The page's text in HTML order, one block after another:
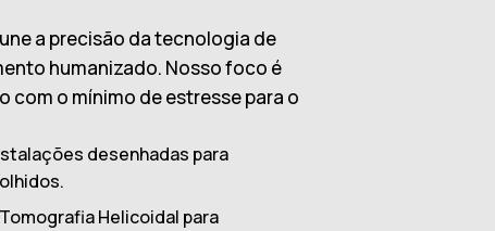
a precisão da tecnologia de
humanizado. Nosso foco é
o mínimo de estresse para o
desenhadas para
Tomografia Helicoidal para